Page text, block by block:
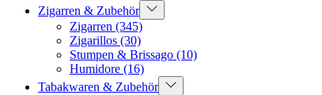
Zigarren & Zubehör
Zigarren (345)
Zigarillos (30)
Stumpen & Brissago (10)
Humidore (16)
Tabakwaren & Zubehör